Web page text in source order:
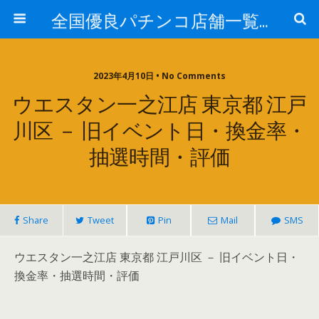
全国優良パチンコ店舗一覧：プロ厳選ガイド
2023年4月10日 • No Comments
ウエスタン一之江店 東京都 江戸
川区 － 旧イベント日・換金率・
抽選時間・評価
Share Tweet Pin Mail SMS
ウエスタン一之江店 東京都 江戸川区 － 旧イベント日・
換金率・抽選時間・評価